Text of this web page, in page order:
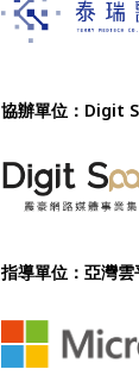
協辦單位：Digit
指導單位：亞灣